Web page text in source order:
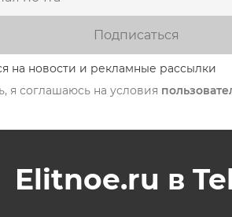
на новости и рекламные рассылки
Подписаться
я соглашаюсь на условия
Elitnoe.ru в